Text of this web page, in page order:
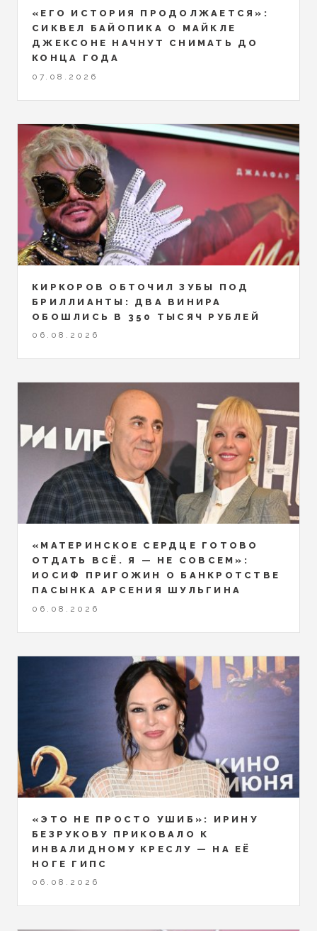
«ЕГО ИСТОРИЯ ПРОДОЛЖАЕТСЯ»:
СИКВЕЛ БАЙОПИКА О МАЙКЛЕ
ДЖЕКСОНЕ НАЧНУТ СНИМАТЬ ДО
КОНЦА ГОДА
07.08.2026
КИРКОРОВ ОБТОЧИЛ ЗУБЫ ПОД
БРИЛЛИАНТЫ: ДВА ВИНИРА
ОБОШЛИСЬ В 350 ТЫСЯЧ РУБЛЕЙ
06.08.2026
«МАТЕРИНСКОЕ СЕРДЦЕ ГОТОВО
ОТДАТЬ ВСЁ. Я — НЕ СОВСЕМ»:
ИОСИФ ПРИГОЖИН О БАНКРОТСТВЕ
ПАСЫНКА АРСЕНИЯ ШУЛЬГИНА
06.08.2026
«ЭТО НЕ ПРОСТО УШИБ»: ИРИНУ
БЕЗРУКОВУ ПРИКОВАЛО К
ИНВАЛИДНОМУ КРЕСЛУ — НА ЕЁ
НОГЕ ГИПС
06.08.2026